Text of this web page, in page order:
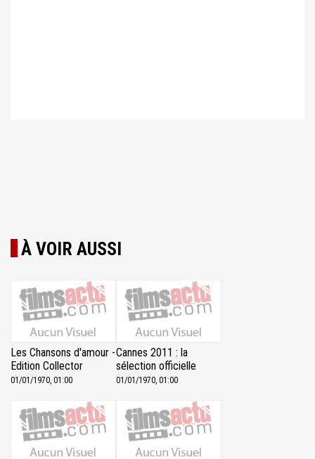
À VOIR AUSSI
Les Chansons d'amour -
Edition Collector
01/01/1970, 01:00
Cannes 2011 : la
sélection officielle
01/01/1970, 01:00